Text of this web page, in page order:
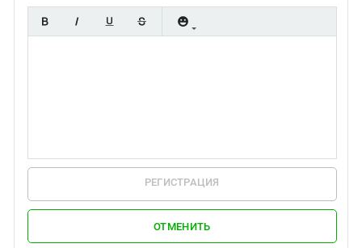
РЕГИСТРАЦИЯ
ОТМЕНИТЬ